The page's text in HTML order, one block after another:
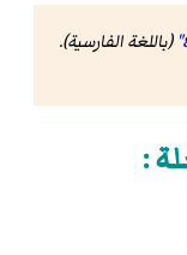
(باللغة الفارسية).
: